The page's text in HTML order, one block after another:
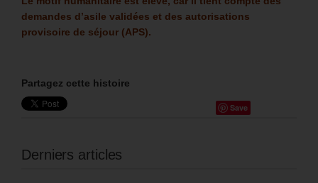
demandes d’asile validées et des autorisations
provisoire de séjour (APS).
Partagez cette histoire
Save
Derniers articles